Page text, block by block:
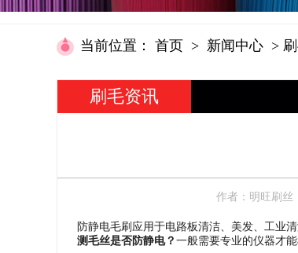
当前位置 ： 首页 > 新闻中心 >
刷毛资讯
作者： 明旺刷丝
防静电毛刷应用于电路板清洁、美发、工业
测毛丝是否防静电？ 一般需要专业的仪器才能